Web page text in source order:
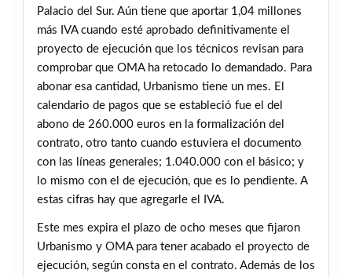
Palacio del Sur. Aún tiene que aportar 1,04 millones
más IVA cuando esté aprobado definitivamente el
proyecto de ejecución que los técnicos revisan para
comprobar que OMA ha retocado lo demandado. Para
abonar esa cantidad, Urbanismo tiene un mes. El
calendario de pagos que se estableció fue el del
abono de 260.000 euros en la formalización del
contrato, otro tanto cuando estuviera el documento
con las líneas generales; 1.040.000 con el básico; y
lo mismo con el de ejecución, que es lo pendiente. A
estas cifras hay que agregarle el IVA.
Este mes expira el plazo de ocho meses que fijaron
Urbanismo y OMA para tener acabado el proyecto de
ejecución, según consta en el contrato. Además de los